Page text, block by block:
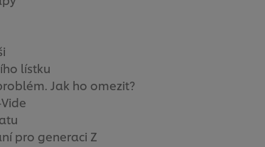
lístku
Jak ho omezit?
pro generaci Z